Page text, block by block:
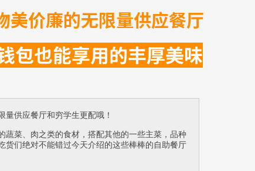
美价廉的无限量供应餐厅
包也能享用的丰厚美味
供应餐厅和穷学生更配哦！
蔬菜、肉之类的食材，搭配其他的一些主菜，品种
货们绝对不能错过今天介绍的这些棒棒的自助餐厅